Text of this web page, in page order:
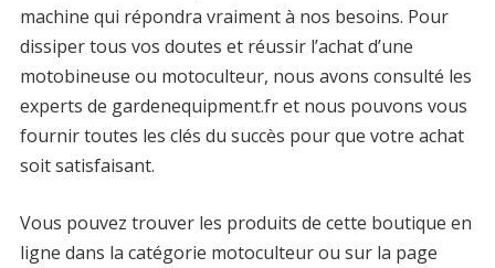
machine qui répondra vraiment à nos besoins. Pour
dissiper tous vos doutes et réussir l’achat d’une
motobineuse ou motoculteur, nous avons consulté les
experts de gardenequipment.fr et nous pouvons vous
fournir toutes les clés du succès pour que votre achat
soit satisfaisant.
Vous pouvez trouver les produits de cette boutique en
ligne dans la catégorie motoculteur ou sur la page